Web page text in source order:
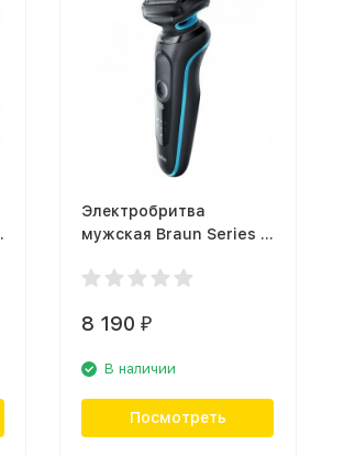
Электробритва
мужская Braun Series 5
8 190₽
В наличии
Посмотреть